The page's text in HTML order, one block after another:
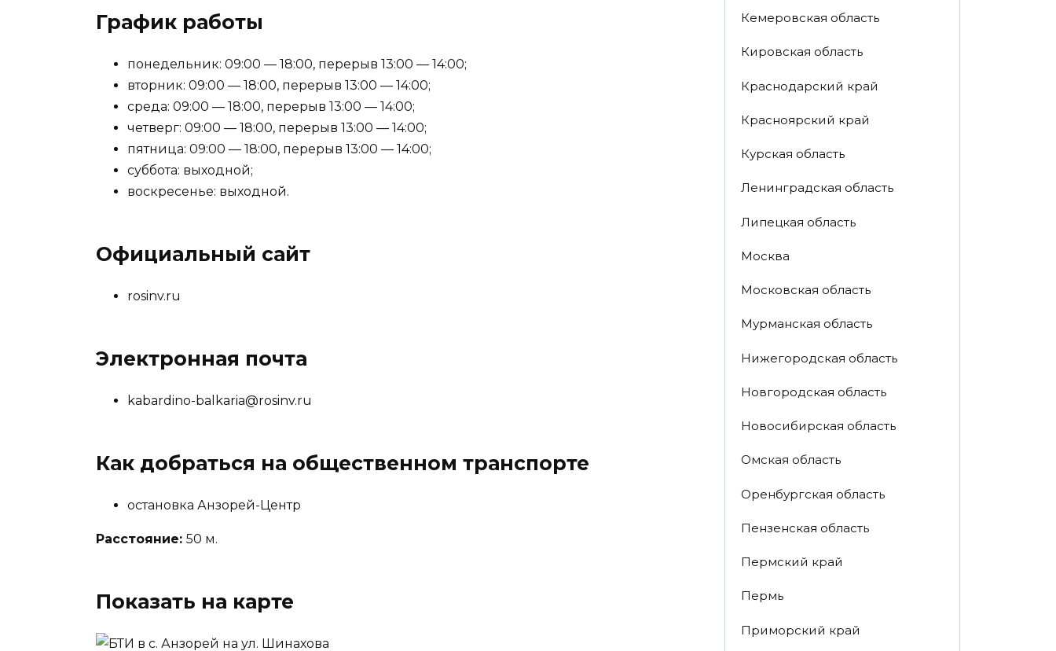
График работы
понедельник: 09:00 — 18:00, перерыв 13:00 — 14:00;
вторник: 09:00 — 18:00, перерыв 13:00 — 14:00;
среда: 09:00 — 18:00, перерыв 13:00 — 14:00;
четверг: 09:00 — 18:00, перерыв 13:00 — 14:00;
пятница: 09:00 — 18:00, перерыв 13:00 — 14:00;
суббота: выходной;
воскресенье: выходной.
Официальный сайт
rosinv.ru
Электронная почта
kabardino-balkaria@rosinv.ru
Как добраться на общественном транспорте
остановка Анзорей-Центр
Расстояние: 50 м.
Показать на карте
Кемеровская область
Кировская область
Краснодарский край
Красноярский край
Курская область
Ленинградская область
Липецкая область
Москва
Московская область
Мурманская область
Нижегородская область
Новгородская область
Новосибирская область
Омская область
Оренбургская область
Пензенская область
Пермский край
Пермь
Приморский край